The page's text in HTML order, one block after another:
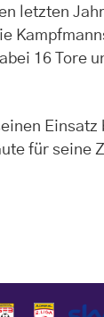
letzten
16 Tore
Einsatz
für seine